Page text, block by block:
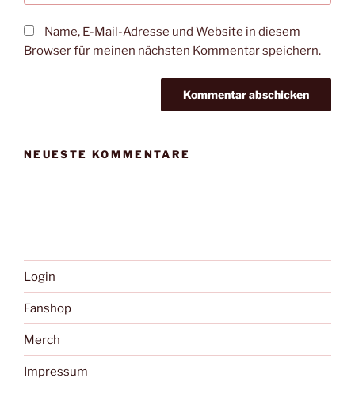
Name, E-Mail-Adresse und Website in diesem
Browser für meinen nächsten Kommentar speichern.
NEUESTE KOMMENTARE
Login
Fanshop
Merch
Impressum